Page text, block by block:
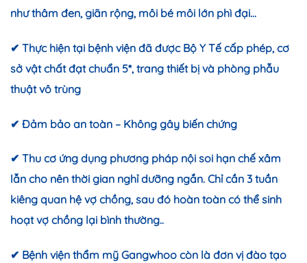
như thâm đen, giãn rộng, môi bé môi lớn phì đại…
✔ Thực hiện tại bệnh viện đã được Bộ Y Tế cấp phép, cơ
sở vật chất đạt chuẩn 5*, trang thiết bị và phòng phẫu
thuật vô trùng
✔ Đảm bảo an toàn – Không gây biến chứng
✔ Thu cơ ứng dụng phương pháp nội soi hạn chế xâm
lẫn cho nên thời gian nghỉ dưỡng ngắn. Chỉ cần 3 tuần
kiêng quan hệ vợ chồng, sau đó hoàn toàn có thể sinh
hoạt vợ chồng lại bình thường..
✔ Bệnh viện thẩm mỹ Gangwhoo còn là đơn vị đào tạo